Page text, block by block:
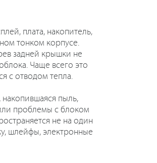
плата, накопитель,
тонком корпусе.
задней крышки не
Чаще всего это
с отводом тепла.
пыль,
проблемы с блоком
не на один
шлейфы, электронные